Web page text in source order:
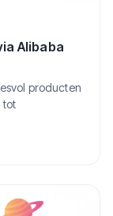
Alibaba
producten
tot